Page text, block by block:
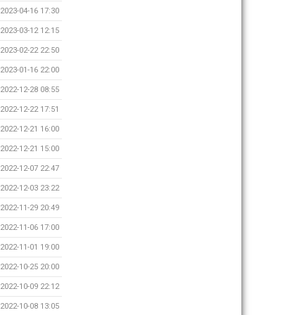
2023-04-16 17:30
2023-03-12 12:15
2023-02-22 22:50
2023-01-16 22:00
2022-12-28 08:55
2022-12-22 17:51
2022-12-21 16:00
2022-12-21 15:00
2022-12-07 22:47
2022-12-03 23:22
2022-11-29 20:49
2022-11-06 17:00
2022-11-01 19:00
2022-10-25 20:00
2022-10-09 22:12
2022-10-08 13:05